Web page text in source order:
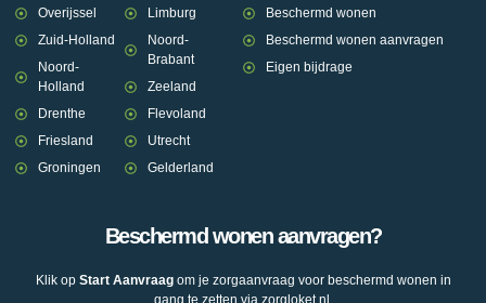
Overijssel
Zuid-Holland
Noord-
Holland
Drenthe
Friesland
Groningen
Limburg
Noord-
Brabant
Zeeland
Flevoland
Utrecht
Gelderland
Beschermd wonen
Beschermd wonen aanvragen
Eigen bijdrage
Beschermd wonen aanvragen?
Klik op Start Aanvraagom je zorgaanvraag voor beschermd wonen in